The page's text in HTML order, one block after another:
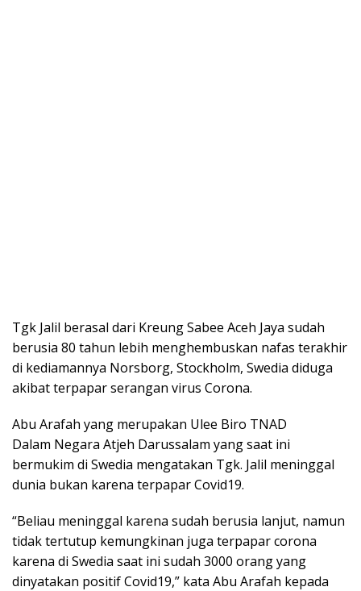
Tgk Jalil berasal dari Kreung Sabee Aceh Jaya sudah
berusia 80 tahun lebih menghembuskan nafas terakhir
di kediamannya Norsborg, Stockholm, Swedia diduga
akibat terpapar serangan virus Corona.
Abu Arafah yang merupakan Ulee Biro TNAD
Dalam Negara Atjeh Darussalam yang saat ini
bermukim di Swedia mengatakan Tgk. Jalil meninggal
dunia bukan karena terpapar Covid19.
“Beliau meninggal karena sudah berusia lanjut, namun
tidak tertutup kemungkinan juga terpapar corona
karena di Swedia saat ini sudah 3000 orang yang
dinyatakan positif Covid19,” kata Abu Arafah kepada